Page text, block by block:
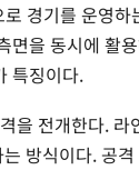
경기를 운영
을 동시에 활
특징이다.
을 전개한다.
방식이다. 공